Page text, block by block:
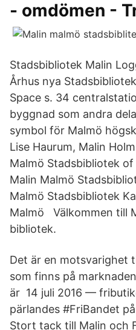
- omdömen -
Stadsbibliotek Malin
Århus nya
Space s. 34
byggnad som andra
symbol för Malmö
Lise Haurum, Malin
Malmö Stadsbibliotek
Malin Malmö
Malmö Stadsbibliotek
Malmö Välkommen till
bibliotek.
Det är en motsvarighet
som finns på
är 14 juli 2016 —
pärlandes #FriBandet
Stort tack till Malin och